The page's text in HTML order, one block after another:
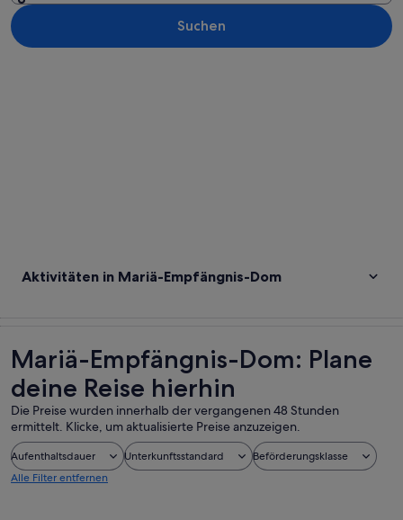
Suchen
Aktivitäten in Mariä-Empfängnis-Dom
Mariä-Empfängnis-Dom: Plane
deine Reise hierhin
Die Preise wurden innerhalb der vergangenen 48 Stunden
ermittelt. Klicke, um aktualisierte Preise anzuzeigen.
Aufenthaltsdauer Unterkunftsstandard
Beförderungsklasse
Alle Filter entfernen